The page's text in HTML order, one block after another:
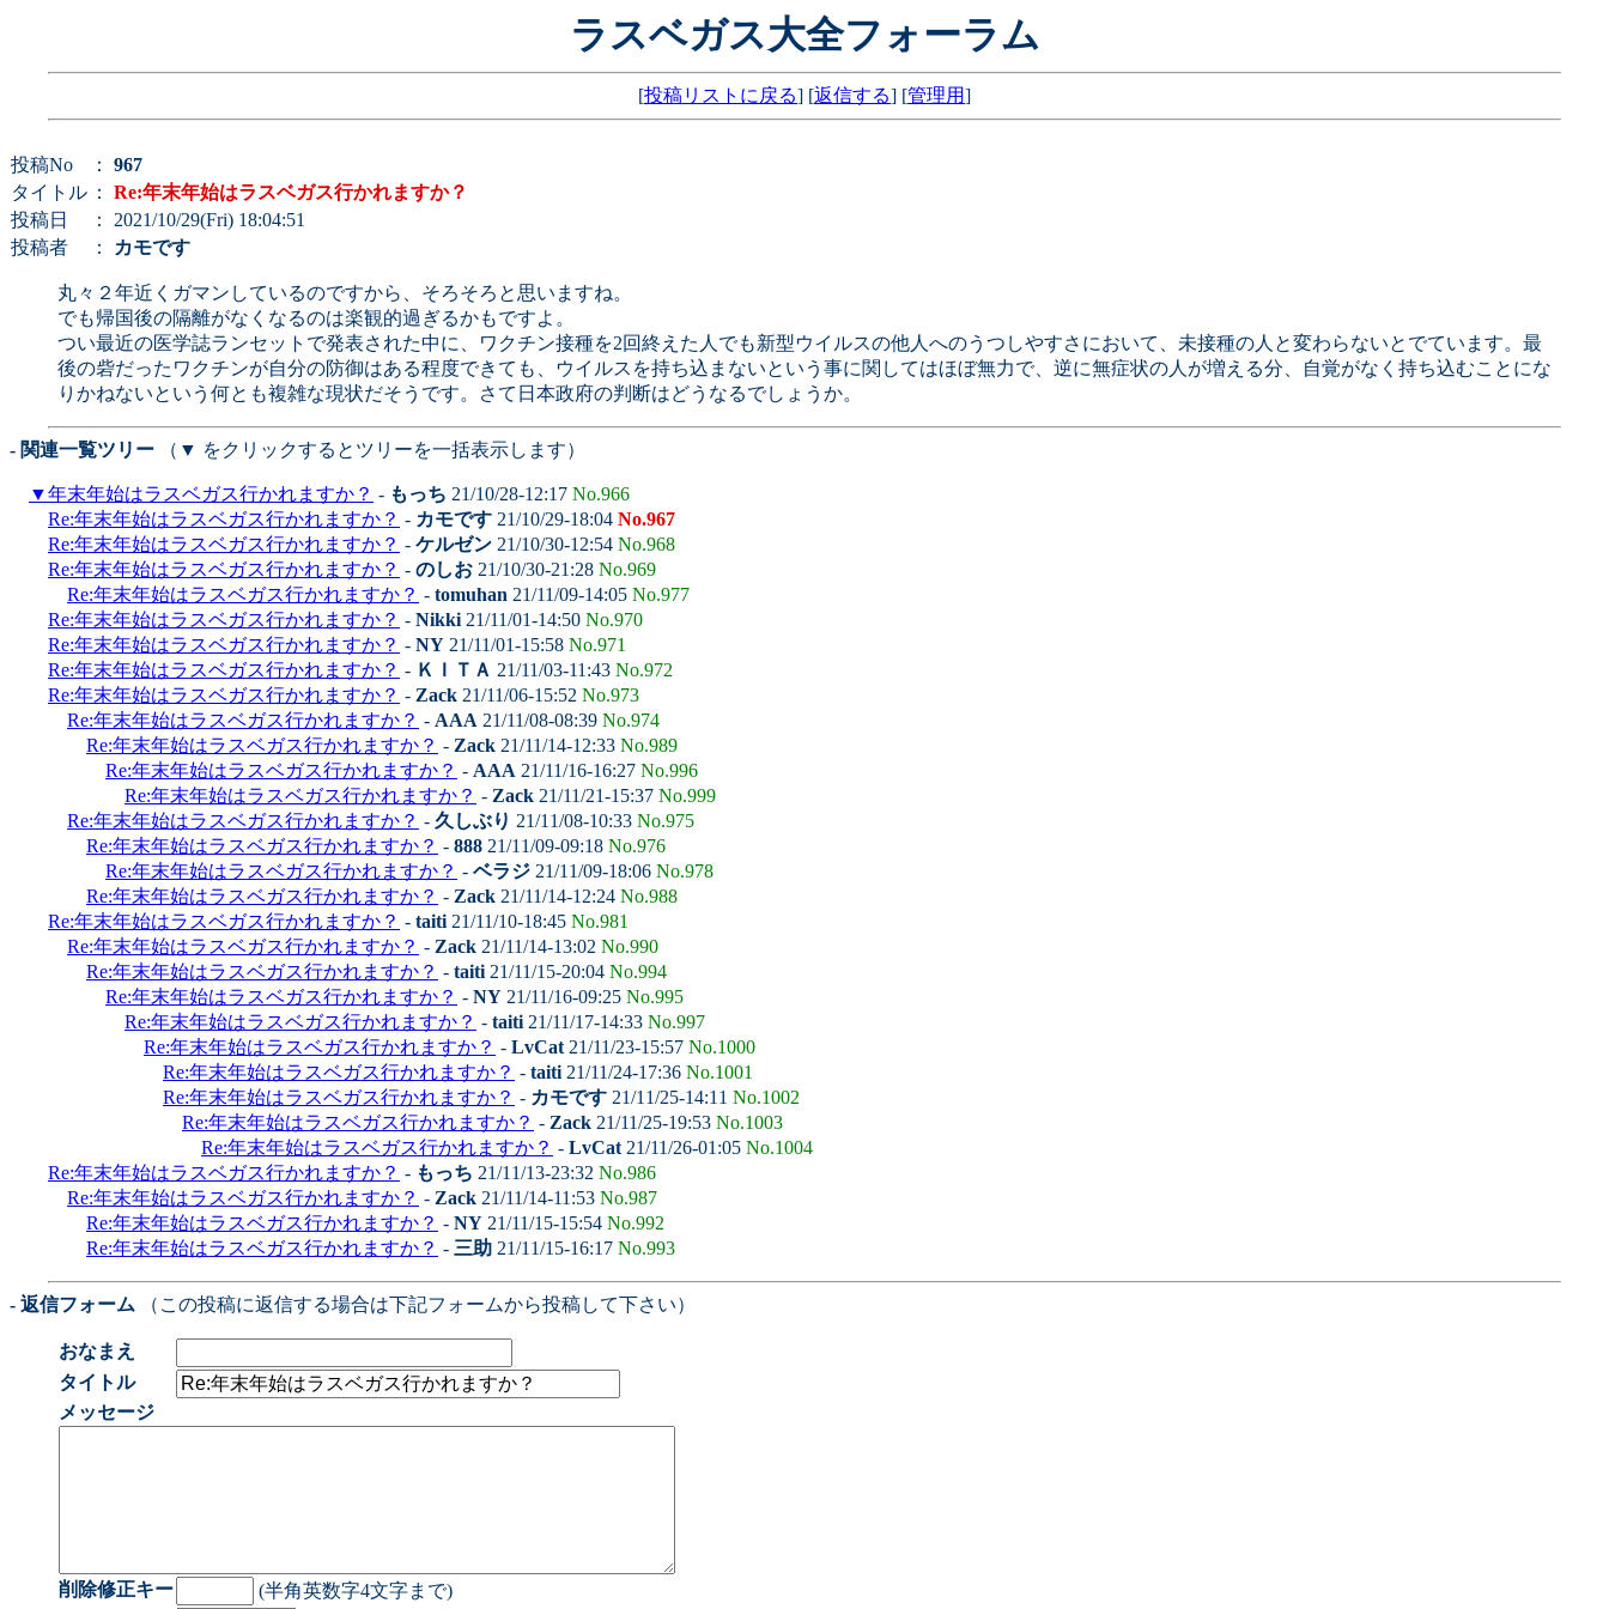
ラスベガス大全フォーラム
[投稿リストに戻る] [返信する] [管理用]
投稿No ： 967
タイトル ： Re:年末年始はラスベガス行かれますか？
投稿日
： 2021/10/29(Fri) 18:04:51
投稿者
： カモです
丸々２年近くガマンしているのですから、そろそろと思いますね。
でも帰国後の隔離がなくなるのは楽観的過ぎるかもですよ。
つい最近の医学誌ランセットで発表された中に、ワクチン接種を2回終えた人でも新型ウイルスの他人へのうつしやすさにおいて、未接種の人と変わらないとでています。最
後の砦だったワクチンが自分の防御はある程度できても、ウイルスを持ち込まないという事に関してはほぼ無力で、逆に無症状の人が増える分、自覚がなく持ち込むことにな
りかねないという何とも複雑な現状だそうです。さて日本政府の判断はどうなるでしょうか。
- 関連一覧ツリー （▼ をクリックするとツリーを一括表示します）
▼年末年始はラスベガス行かれますか？ - もっち 21/10/28-12:17 No.966
Re:年末年始はラスベガス行かれますか？ - カモです 21/10/29-18:04 No.967
Re:年末年始はラスベガス行かれますか？ - ケルゼン 21/10/30-12:54 No.968
Re:年末年始はラスベガス行かれますか？ - のしお 21/10/30-21:28 No.969
Re:年末年始はラスベガス行かれますか？ - tomuhan 21/11/09-14:05 No.977
Re:年末年始はラスベガス行かれますか？ - Nikki 21/11/01-14:50 No.970
Re:年末年始はラスベガス行かれますか？ - NY 21/11/01-15:58 No.971
Re:年末年始はラスベガス行かれますか？ - ＫＩＴＡ 21/11/03-11:43 No.972
Re:年末年始はラスベガス行かれますか？ - Zack 21/11/06-15:52 No.973
Re:年末年始はラスベガス行かれますか？ - AAA 21/11/08-08:39 No.974
Re:年末年始はラスベガス行かれますか？ - Zack 21/11/14-12:33 No.989
Re:年末年始はラスベガス行かれますか？ - AAA 21/11/16-16:27 No.996
Re:年末年始はラスベガス行かれますか？ - Zack 21/11/21-15:37 No.999
Re:年末年始はラスベガス行かれますか？ - 久しぶり 21/11/08-10:33 No.975
Re:年末年始はラスベガス行かれますか？ - 888 21/11/09-09:18 No.976
Re:年末年始はラスベガス行かれますか？ - ベラジ 21/11/09-18:06 No.978
Re:年末年始はラスベガス行かれますか？ - Zack 21/11/14-12:24 No.988
Re:年末年始はラスベガス行かれますか？ - taiti 21/11/10-18:45 No.981
Re:年末年始はラスベガス行かれますか？ - Zack 21/11/14-13:02 No.990
Re:年末年始はラスベガス行かれますか？ - taiti 21/11/15-20:04 No.994
Re:年末年始はラスベガス行かれますか？ - NY 21/11/16-09:25 No.995
Re:年末年始はラスベガス行かれますか？ - taiti 21/11/17-14:33 No.997
Re:年末年始はラスベガス行かれますか？ - LvCat 21/11/23-15:57 No.1000
Re:年末年始はラスベガス行かれますか？ - taiti 21/11/24-17:36 No.1001
Re:年末年始はラスベガス行かれますか？ - カモです 21/11/25-14:11 No.1002
Re:年末年始はラスベガス行かれますか？ - Zack 21/11/25-19:53 No.1003
Re:年末年始はラスベガス行かれますか？ - LvCat 21/11/26-01:05 No.1004
Re:年末年始はラスベガス行かれますか？ - もっち 21/11/13-23:32 No.986
Re:年末年始はラスベガス行かれますか？ - Zack 21/11/14-11:53 No.987
Re:年末年始はラスベガス行かれますか？ - NY 21/11/15-15:54 No.992
Re:年末年始はラスベガス行かれますか？ - 三助 21/11/15-16:17 No.993
- 返信フォーム （この投稿に返信する場合は下記フォームから投稿して下さい）
おなまえ
タイトル
メッセージ
削除修正キー (半角英数字4文字まで)